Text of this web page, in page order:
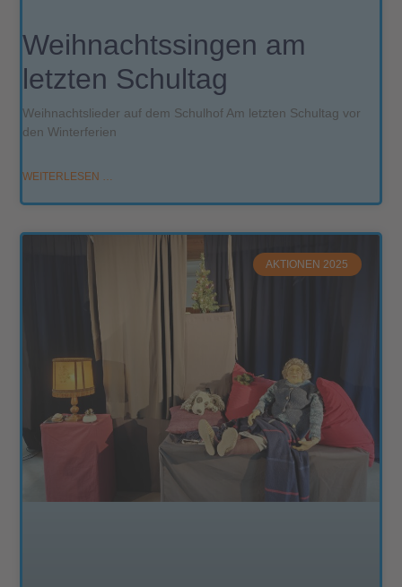
Weihnachtssingen am
letzten Schultag
Weihnachtslieder auf dem Schulhof Am letzten Schultag vor
den Winterferien
WEITERLESEN …
AKTIONEN 2025